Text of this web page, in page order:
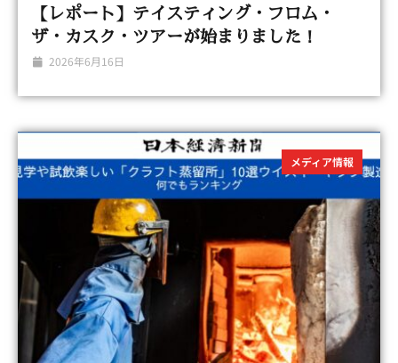
【レポート】テイスティング・フロム・
ザ・カスク・ツアーが始まりました！
2026年6月16日
メディア情報